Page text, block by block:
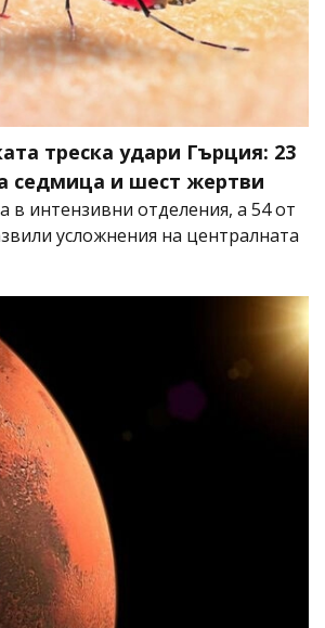
треска удари Гърция: 23
седмица и шест жертви
в интензивни отделения, а 54 от
усложнения на централната